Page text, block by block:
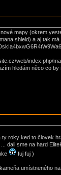
mapy (okrem
shield) a aj tak
web/index.php/
hledám něco co by
roky ked to človek
dali sme na hard
fuj fuj )
umístneného